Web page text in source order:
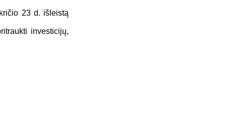
23 d. išleistą
investicijų,